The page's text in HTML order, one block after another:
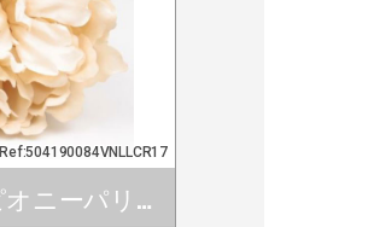
ラージピオニーパリスフラワーバニラカラーCR17。16cm
Ref:504190084VNLLCR17